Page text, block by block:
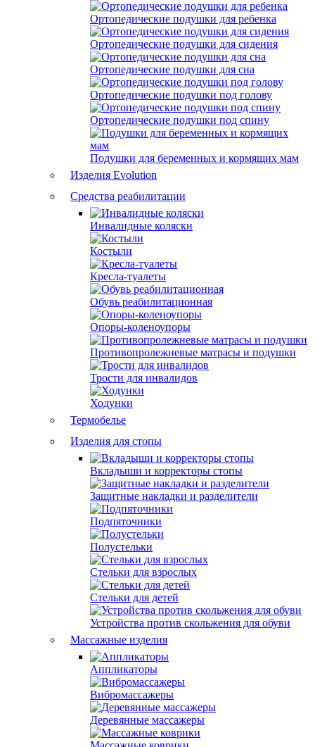
Ортопедические подушки для ребенка
Ортопедические подушки для сидения
Ортопедические подушки для сна
Ортопедические подушки под голову
Ортопедические подушки под спину
Подушки для беременных и кормящих мам
Изделия Evolution
Средства реабилитации
Инвалидные коляски
Костыли
Кресла-туалеты
Обувь реабилитационная
Опоры-коленоупоры
Противопролежневые матрасы и подушки
Трости для инвалидов
Ходунки
Термобелье
Изделия для стопы
Вкладыши и корректоры стопы
Защитные накладки и разделители
Подпяточники
Полустельки
Стельки для взрослых
Стельки для детей
Устройства против скольжения для обуви
Массажные изделия
Аппликаторы
Вибромассажеры
Деревянные массажеры